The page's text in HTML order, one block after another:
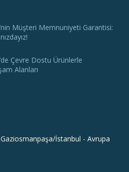
Müşteri Memnuniyeti Garantisi:
Çevre Dostu Ürünlerle
Alanları
İstanbul - Avrupa